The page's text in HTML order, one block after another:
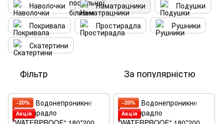
Наволочки
Наматрацники
Подушки
Покривала
Простирадла
Рушники
Скатертини
Фільтр За популярністю
−20%
Акція
−20%
Акція